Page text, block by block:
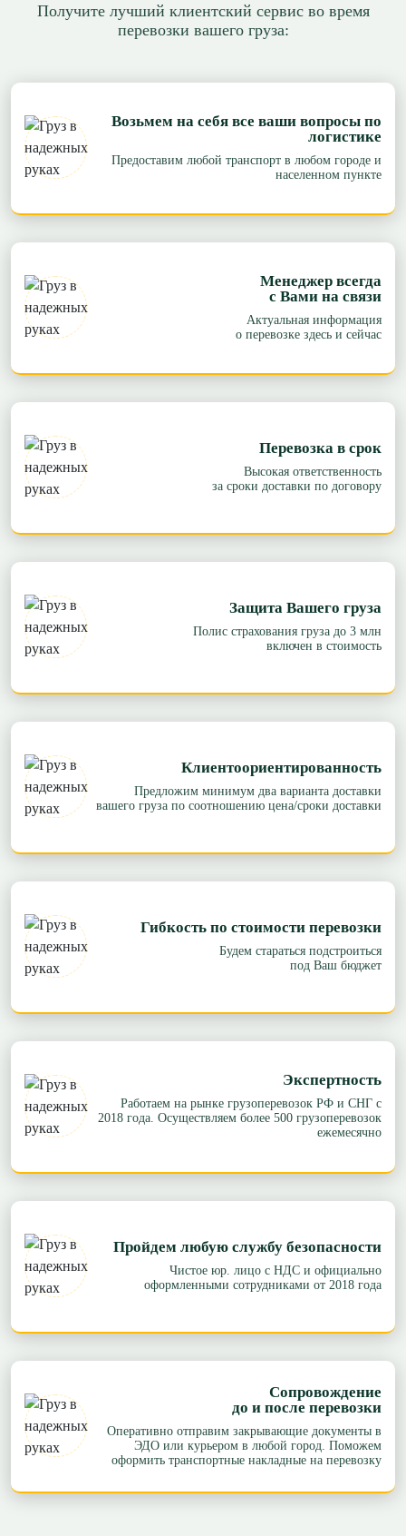
Получите лучший клиентский сервис во время
перевозки вашего груза:
Возьмем на себя все ваши вопросы по
логистике
Предоставим любой транспорт в любом городе и
населенном пункте
Менеджер всегда
с Вами на связи
Актуальная информация
о перевозке здесь и сейчас
Перевозка в срок
Высокая ответственность
за сроки доставки по договору
Защита Вашего груза
Полис страхования груза до 3 млн
включен в стоимость
Клиентоориентированность
Предложим минимум два варианта доставки
вашего груза по соотношению цена/сроки доставки
Гибкость по стоимости перевозки
Будем стараться подстроиться
под Ваш бюджет
Экспертность
Работаем на рынке грузоперевозок РФ и СНГ с
2018 года. Осуществляем более 500 грузоперевозок
ежемесячно
Пройдем любую службу безопасности
Чистое юр. лицо с НДС и официально
оформленными сотрудниками от 2018 года
Сопровождение
до и после перевозки
Оперативно отправим закрывающие документы в
ЭДО или курьером в любой город. Поможем
оформить транспортные накладные на перевозку